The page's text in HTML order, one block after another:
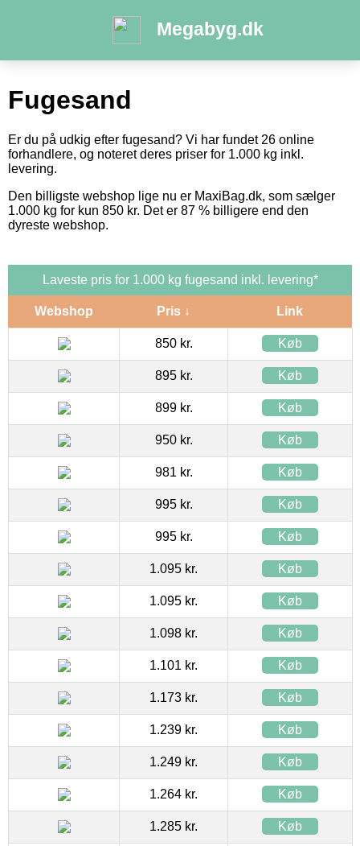
Megabyg.dk
Fugesand
Er du på udkig efter fugesand? Vi har fundet 26 online
forhandlere, og noteret deres priser for 1.000 kg inkl.
levering.
Den billigste webshop lige nu er MaxiBag.dk, som sælger
1.000 kg for kun 850 kr. Det er 87 % billigere end den
dyreste webshop.
Laveste pris for 1.000 kg fugesand inkl. levering*
Webshop Pris ↓ Link
850 kr. Køb
895 kr. Køb
899 kr. Køb
950 kr. Køb
981 kr. Køb
995 kr. Køb
995 kr. Køb
1.095 kr. Køb
1.095 kr. Køb
1.098 kr. Køb
1.101 kr. Køb
1.173 kr. Køb
1.239 kr. Køb
1.249 kr. Køb
1.264 kr. Køb
1.285 kr. Køb